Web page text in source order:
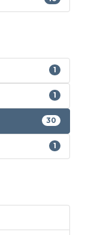
1
1
30
1